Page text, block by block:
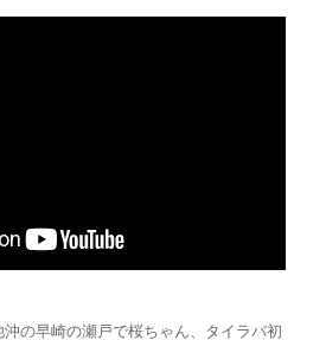
の早崎の瀬戸で桜ちゃん、タイラバ初